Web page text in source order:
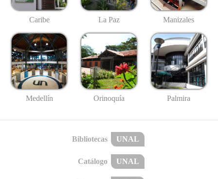
Caribe La Paz Manizales
Medellín Orinoquía Palmira
Bibliotecas UNAL
Catálogo UNAL